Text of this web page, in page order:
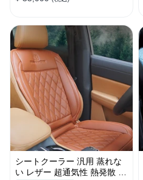
シートクーラー 汎用 蒸れな
い レザー 超通気性 熱発散 5